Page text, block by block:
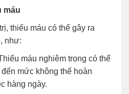
máu
thiếu máu có thể gây ra
như:
máu nghiêm trọng có thể
mức không thể hoàn
hàng ngày.